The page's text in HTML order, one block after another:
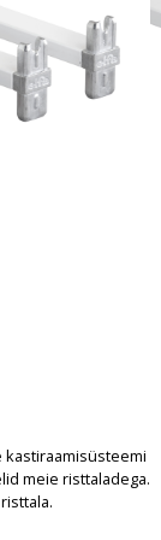
kastiraamisüsteemi
meie risttaladega.